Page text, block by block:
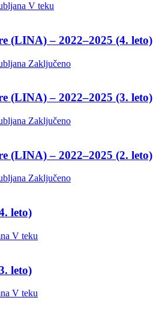
V teku
(LINA) – 2022–2025 (4. leto)
Zaključeno
(LINA) – 2022–2025 (3. leto)
Zaključeno
(LINA) – 2022–2025 (2. leto)
Zaključeno
leto)
V teku
leto)
V teku